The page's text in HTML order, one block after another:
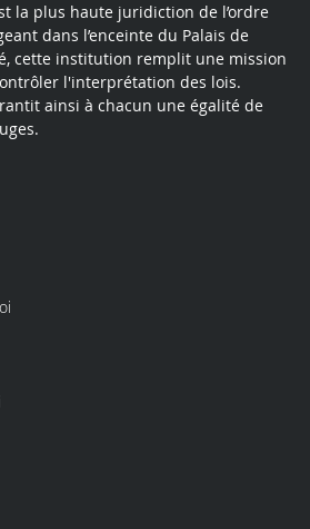
la plus haute juridiction de l’ordre
dans l’enceinte du Palais de
cette institution remplit une mission
l'interprétation des lois.
ainsi à chacun une égalité de